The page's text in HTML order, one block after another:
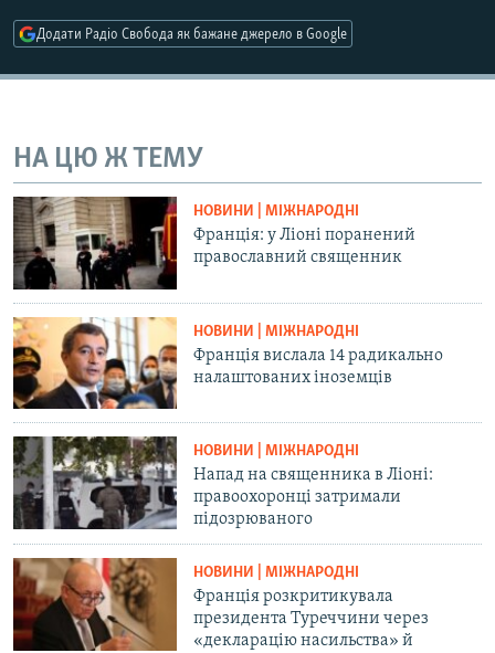
Додати Радіо Свобода як бажане джерело в Google
НА ЦЮ Ж ТЕМУ
НОВИНИ | МІЖНАРОДНІ
Франція: у Ліоні поранений
православний священник
НОВИНИ | МІЖНАРОДНІ
Франція вислала 14 радикально
налаштованих іноземців
НОВИНИ | МІЖНАРОДНІ
Напад на священника в Ліоні:
правоохоронці затримали
підозрюваного
НОВИНИ | МІЖНАРОДНІ
Франція розкритикувала
президента Туреччини через
«декларацію насильства» й